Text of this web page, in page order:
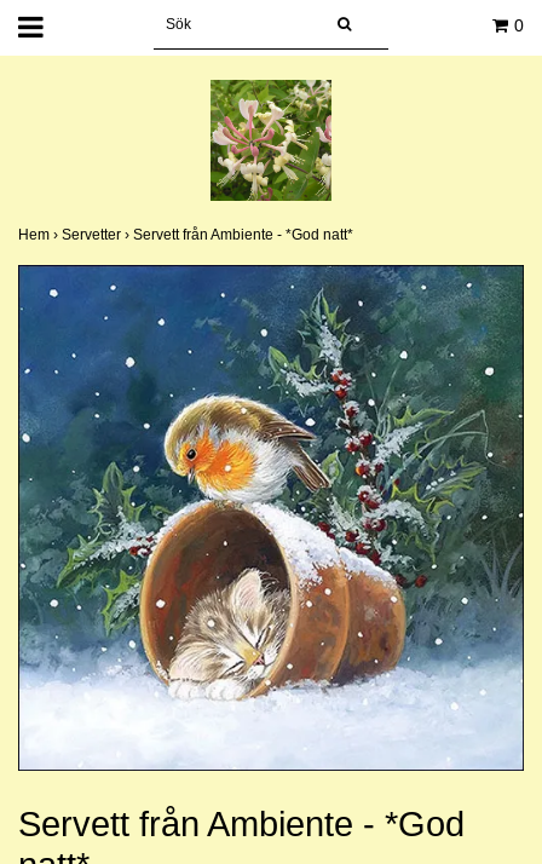
0
Hem › Servetter › Servett från Ambiente - *God natt*
Servett från Ambiente - *God